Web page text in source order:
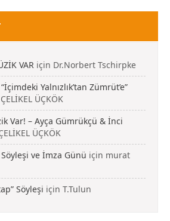
VAR için Dr.Norbert Tschirpke
Yalnızlık’tan Zümrüt’e”
ÜÇKÖK
Var! – Ayça Gümrükçü & İnci
ÜÇKÖK
ve İmza Günü için murat
Söyleşi için T.Tulun